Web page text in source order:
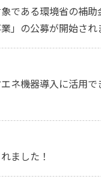
である環境省の補
」の公募が開始され
ネ機器導入に活用
ました！